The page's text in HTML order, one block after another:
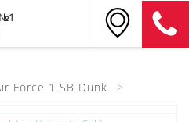
Force 1 SB Dunk